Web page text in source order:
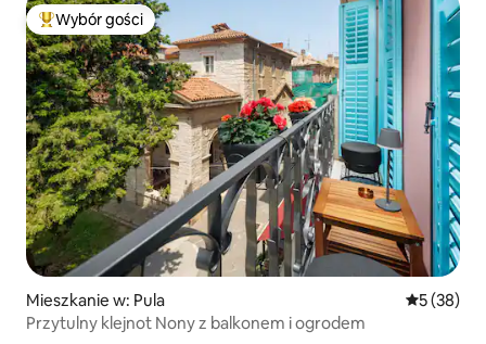
Najpopularniejsze z kategorii Wybór gości
Wybór gości
Mieszkanie w: Pula Średnia
5 (38)
Przytulny klejnot Nony z balkonem i ogrodem